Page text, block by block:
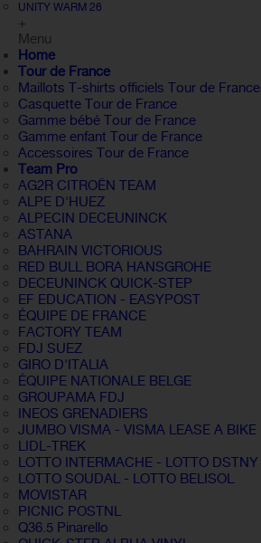
UNITY WARM 26
+
Menu
Home
Tour de France
Maillots T-shirts officiels Tour de France
Casquette Tour de France
Gamme bébé Tour de France
Gamme enfant Tour de France
Accessoires Tour de France
Team Pro
AG2R CITROËN TEAM
ALPE D'HUEZ
ALPECIN DECEUNINCK
ASTANA
BAHRAIN VICTORIOUS
RED BULL BORA HANSGROHE
DECEUNINCK QUICK-STEP
EF EDUCATION - EASYPOST
ÉQUIPE DE FRANCE
FACTORY TEAM
FDJ SUEZ
GIRO D'ITALIA
ÉQUIPE NATIONALE BELGE
GROUPAMA FDJ
INEOS GRENADIERS
JUMBO VISMA - VISMA LEASE A BIKE
LIDL-TREK
LOTTO INTERMACHE - LOTTO DSTNY
LOTTO SOUDAL - LOTTO BELISOL
MOVISTAR
PICNIC POSTNL
Q36.5 Pinarello